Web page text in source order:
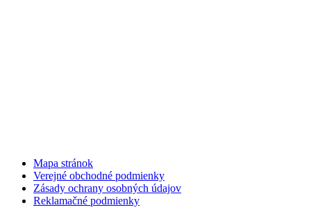
Mapa stránok
Verejné obchodné podmienky
Zásady ochrany osobných údajov
Reklamačné podmienky